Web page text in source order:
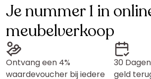
Je nummer 1 in
meubelverkoop
Ontvang een 4%
waardevoucher bij iedere
30
geld